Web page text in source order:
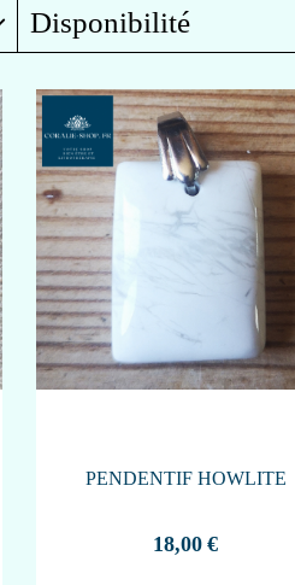
Disponibilité
PENDENTIF HOWLITE
18,00 €